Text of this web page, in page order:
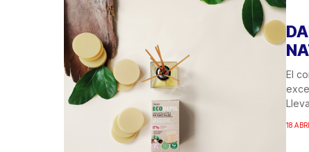
El
18